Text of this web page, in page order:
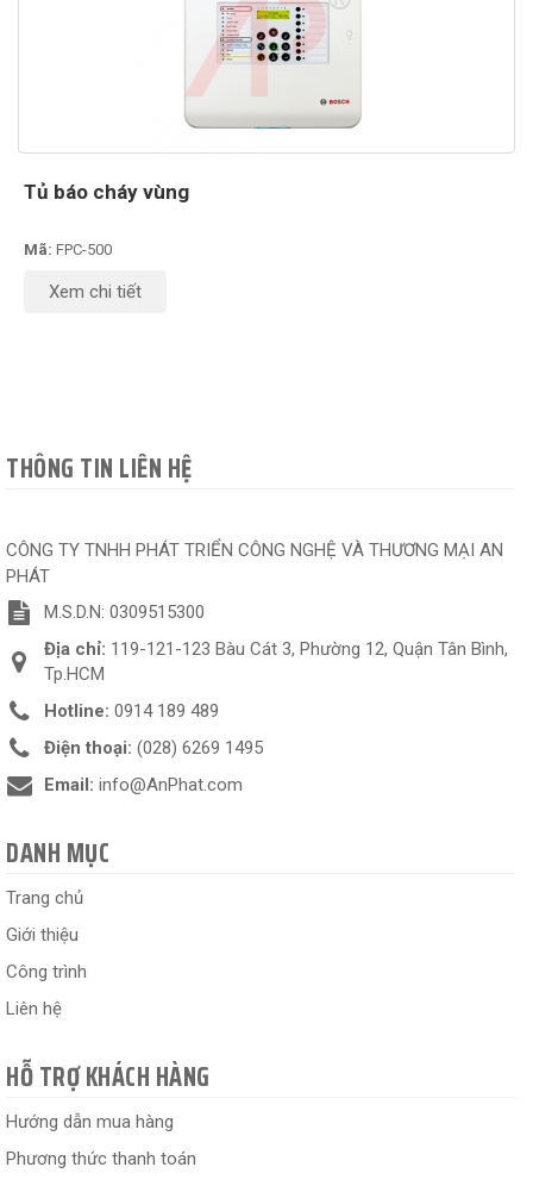
Tủ báo cháy vùng
Mã: FPC-500
Xem chi tiết
THÔNG TIN LIÊN HỆ
CÔNG TY TNHH PHÁT TRIỂN CÔNG NGHỆ VÀ THƯƠNG MẠI AN
PHÁT
M.S.D.N: 0309515300
Địa chỉ: 119-121-123 Bàu Cát 3, Phường 12, Quận Tân Bình,
Tp.HCM
Hotline: 0914 189 489
Điện thoại: (028) 6269 1495
Email: info@AnPhat.com
DANH MỤC
Trang chủ
Giới thiệu
Công trình
Liên hệ
HỖ TRỢ KHÁCH HÀNG
Hướng dẫn mua hàng
Phương thức thanh toán